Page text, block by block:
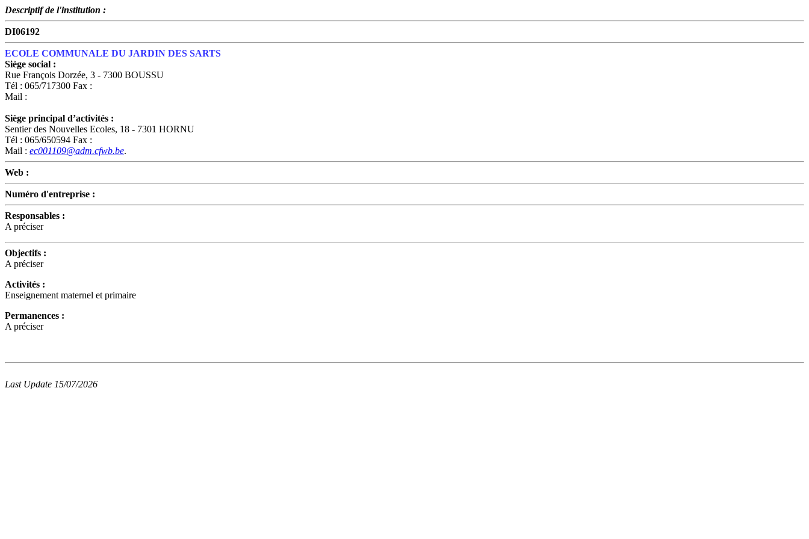
Descriptif de l'institution :
DI06192
ECOLE COMMUNALE DU JARDIN DES SARTS
Siège social :
Rue François Dorzée, 3 - 7300 BOUSSU
Tél : 065/717300 Fax :
Mail :
Siège principal d’activités :
Sentier des Nouvelles Ecoles, 18 - 7301 HORNU
Tél : 065/650594 Fax :
Mail : ec001109@adm.cfwb.be.
Web :
Numéro d'entreprise :
Responsables :
A préciser
Objectifs :
A préciser
Activités :
Enseignement maternel et primaire
Permanences :
A préciser
Last Update 15/07/2026